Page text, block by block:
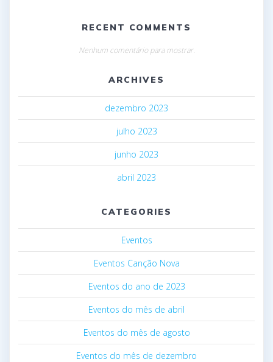
RECENT COMMENTS
Nenhum comentário para mostrar.
ARCHIVES
dezembro 2023
julho 2023
junho 2023
abril 2023
CATEGORIES
Eventos
Eventos Canção Nova
Eventos do ano de 2023
Eventos do mês de abril
Eventos do mês de agosto
Eventos do mês de dezembro